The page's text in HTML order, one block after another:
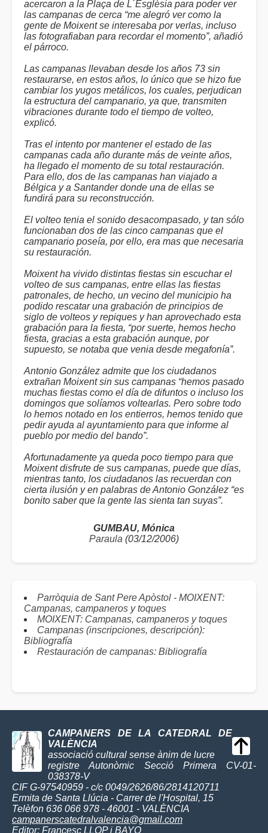
acercaron a la Plaça de L´Esglèsia para poder ver
las campanas de cerca “me alegró ver como la
gente de Moixent se interesaba por verlas, incluso
las fotografiaban para recordar el momento”, añadió
el párroco.
Las campanas llevaban desde los años 73 sin
restaurarse, en estos años, lo único que se hizo fue
cambiar los yugos metálicos, los cuales, perjudican
la estructura del campanario, ya que, transmiten
vibraciones durante todo el tiempo de volteo,
explicó.
Tras el intento por mantener el estado de las
campanas cada año durante más de veinte años,
ha llegado el momento de su total restauración.
Para ello, dos de las campanas han viajado a
Bélgica y a Santander donde una de ellas se
fundirá para su reconstrucción.
El volteo tenia el sonido desacompasado, y tan sólo
funcionaban dos de las cinco campanas que el
campanario poseía, por ello, era mas que necesaria
su restauración.
Moixent ha vivido distintas fiestas sin escuchar el
volteo de sus campanas, entre ellas las fiestas
patronales, de hecho, un vecino del municipio ha
podido rescatar una grabación de principios de
siglo de volteos y repiques y han aprovechado esta
grabación para la fiesta, “por suerte, hemos hecho
fiesta, gracias a esta grabación aunque, por
supuesto, se notaba que venia desde megafonía”.
Antonio González admite que los ciudadanos
extrañan Moixent sin sus campanas “hemos pasado
muchas fiestas como el día de difuntos o incluso los
domingos que solíamos voltearlas. Pero sobre todo
lo hemos notado en los entierros, hemos tenido que
pedir ayuda al ayuntamiento para que informe al
pueblo por medio del bando”.
Afortunadamente ya queda poco tiempo para que
Moixent disfrute de sus campanas, puede que días,
mientras tanto, los ciudadanos las recuerdan con
cierta ilusión y en palabras de Antonio González “es
bonito saber que la gente las sienta tan suyas”.
GUMBAU, Mónica
Paraula (03/12/2006)
Parròquia de Sant Pere Apòstol - MOIXENT:
Campanas, campaneros y toques
MOIXENT: Campanas, campaneros y toques
Campanas (inscripciones, descripción):
Bibliografía
Restauración de campanas: Bibliografía
CAMPANERS DE LA CATEDRAL DE
VALÈNCIA
associació cultural sense ànim de lucre
registre Autonòmic Secció Primera CV-01-
038378-V
CIF G-97540959 - c/c 0049/2626/86/2814120711
Ermita de Santa Llúcia - Carrer de l'Hospital, 15
Telèfon 636 066 978 - 46001 - VALÈNCIA
campanerscatedralvalencia@gmail.com
Editor: Francesc LLOP i BAYO